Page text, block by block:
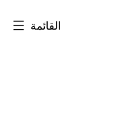
القائمة